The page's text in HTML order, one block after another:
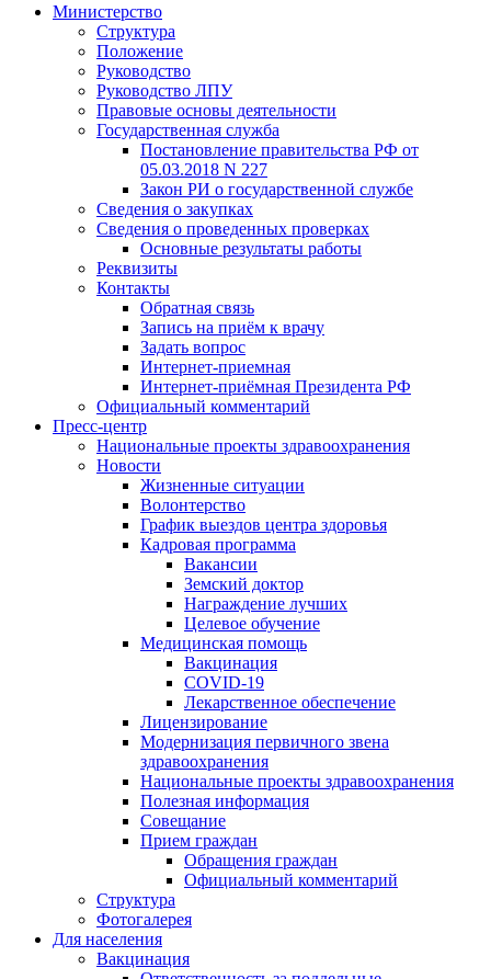
Министерство
Структура
Положение
Руководство
Руководство ЛПУ
Правовые основы деятельности
Государственная служба
Постановление правительства РФ от
05.03.2018 N 227
Закон РИ о государственной службе
Сведения о закупках
Сведения о проведенных проверках
Основные результаты работы
Реквизиты
Контакты
Обратная связь
Запись на приём к врачу
Задать вопрос
Интернет-приемная
Интернет-приёмная Президента РФ
Официальный комментарий
Пресс-центр
Национальные проекты здравоохранения
Новости
Жизненные ситуации
Волонтерство
График выездов центра здоровья
Кадровая программа
Вакансии
Земский доктор
Награждение лучших
Целевое обучение
Медицинская помощь
Вакцинация
COVID-19
Лекарственное обеспечение
Лицензирование
Модернизация первичного звена
здравоохранения
Национальные проекты здравоохранения
Полезная информация
Совещание
Прием граждан
Обращения граждан
Официальный комментарий
Структура
Фотогалерея
Для населения
Вакцинация